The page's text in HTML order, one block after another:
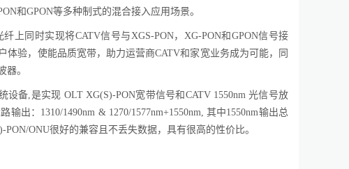
和GPON等多种制式的混合接入应用场景。
纤上同时实现将CATV信号与XGS-PON，XG-PON和GPON信号接
体验，使能品质宽带，助力运营商CATV和 家宽业务成为可能，同
器。
设备,是实现 OLT XG(S)-PON宽带信号和 CATV 1550nm 光信号放
输出：1310/1490nm & 1270/1577nm+1550nm, 其中1550nm输出总
PON/ONU很好的兼容且不丢失数据，具有很高的性价比。